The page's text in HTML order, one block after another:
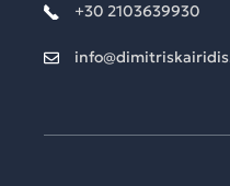
+30 2103639930